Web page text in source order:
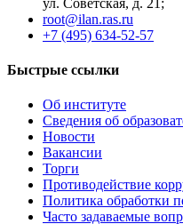
root@ilan.ras.ru
+7 (495) 634-52-57
Быстрые ссылки
Об институте
Сведения об
Новости
Вакансии
Торги
Противодействие
Политика обработки
Часто задаваемые